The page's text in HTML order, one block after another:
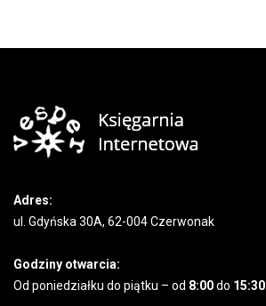
Adres:
ul. Gdyńska 30A, 62-004 Czerwonak
Godziny otwarcia:
Od poniedziałku do piątku – od 8:00do 15:30